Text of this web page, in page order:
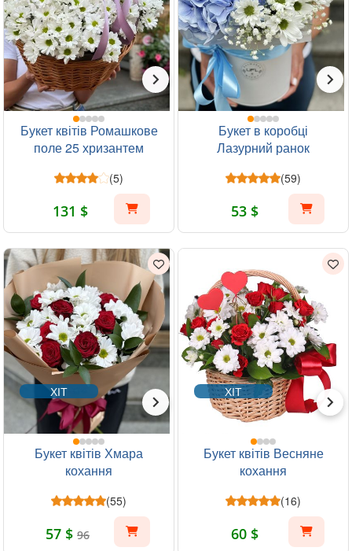
Букет квітів Ромашкове
поле 25 хризантем
(5)
131 $
Букет в коробці
Лазурний ранок
(59)
53 $
ХІТ
Букет квітів Хмара
кохання
(55)
57 $ 96
ХІТ
Букет квітів Весняне
кохання
(16)
60 $